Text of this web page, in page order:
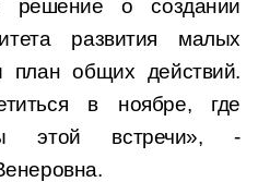
решение о создании
развития малых
план общих действий.
в ноябре, где
этой встречи», -